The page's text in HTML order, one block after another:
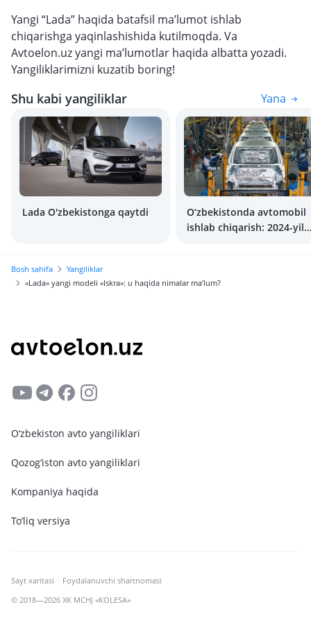
Yangi “Lada” haqida batafsil ma’lumot ishlab
chiqarishga yaqinlashishida kutilmoqda. Va
Avtoelon.uz yangi ma’lumotlar haqida albatta yozadi.
Yangiliklarimizni kuzatib boring!
Shu kabi yangiliklar Yana
Lada O'zbekistonga qaytdi
O‘zbekistonda avtomobil
ishlab chiqarish: 2024-yil
Bosh sahifa
Yangiliklar
«Lada» yangi modeli «Iskra»: u haqida nimalar ma’lum?
O‘zbekiston avto yangiliklari
Qozog‘iston avto yangiliklari
Kompaniya haqida
To‘liq versiya
Sayt xaritasi
Foydalanuvchi shartnomasi
© 2018—2026 XK MCHJ «KOLESA»